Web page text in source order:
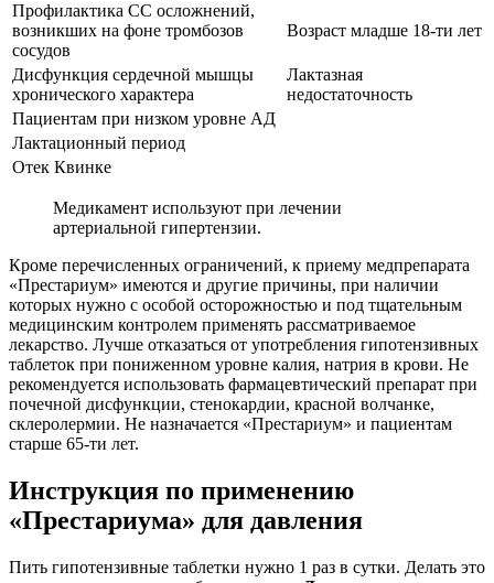
Профилактика СС осложнений,
возникших на фоне тромбозов
сосудов
Возраст младше 18-ти лет
Дисфункция сердечной мышцы
хронического характера
Лактазная
недостаточность
Пациентам при низком уровне АД
Лактационный период
Отек Квинке
Медикамент используют при лечении
артериальной гипертензии.
Кроме перечисленных ограничений, к приему медпрепарата
«Престариум» имеются и другие причины, при наличии
которых нужно с особой осторожностью и под тщательным
медицинским контролем применять рассматриваемое
лекарство. Лучше отказаться от употребления гипотензивных
таблеток при пониженном уровне калия, натрия в крови. Не
рекомендуется использовать фармацевтический препарат при
почечной дисфункции, стенокардии, красной волчанке,
склеролермии. Не назначается «Престариум» и пациентам
старше 65-ти лет.
Инструкция по применению
«Престариума» для давления
Пить гипотензивные таблетки нужно 1 раз в сутки. Делать это